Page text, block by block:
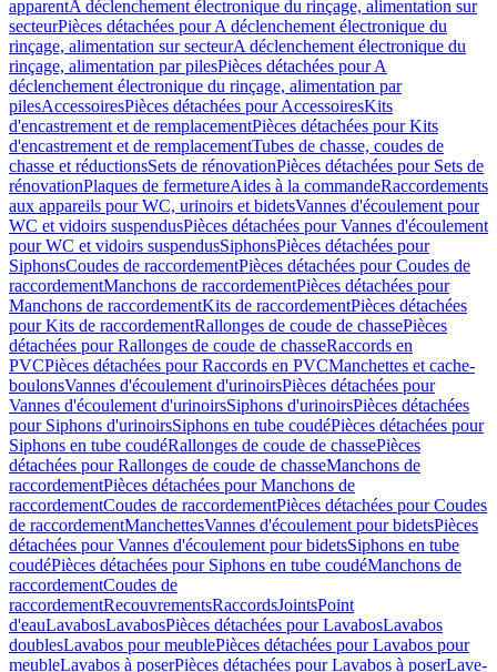
apparentA déclenchement électronique du rinçage, alimentation sur
secteurPièces détachées pour A déclenchement électronique du
rinçage, alimentation sur secteurA déclenchement électronique du
rinçage, alimentation par pilesPièces détachées pour A
déclenchement électronique du rinçage, alimentation par
pilesAccessoiresPièces détachées pour AccessoiresKits
d'encastrement et de remplacementPièces détachées pour Kits
d'encastrement et de remplacementTubes de chasse, coudes de
chasse et réductionsSets de rénovationPièces détachées pour Sets de
rénovationPlaques de fermetureAides à la commandeRaccordements
aux appareils pour WC, urinoirs et bidetsVannes d'écoulement pour
WC et vidoirs suspendusPièces détachées pour Vannes d'écoulement
pour WC et vidoirs suspendusSiphonsPièces détachées pour
SiphonsCoudes de raccordementPièces détachées pour Coudes de
raccordementManchons de raccordementPièces détachées pour
Manchons de raccordementKits de raccordementPièces détachées
pour Kits de raccordementRallonges de coude de chassePièces
détachées pour Rallonges de coude de chasseRaccords en
PVCPièces détachées pour Raccords en PVCManchettes et cache-
boulonsVannes d'écoulement d'urinoirsPièces détachées pour
Vannes d'écoulement d'urinoirsSiphons d'urinoirsPièces détachées
pour Siphons d'urinoirsSiphons en tube coudéPièces détachées pour
Siphons en tube coudéRallonges de coude de chassePièces
détachées pour Rallonges de coude de chasseManchons de
raccordementPièces détachées pour Manchons de
raccordementCoudes de raccordementPièces détachées pour Coudes
de raccordementManchettesVannes d'écoulement pour bidetsPièces
détachées pour Vannes d'écoulement pour bidetsSiphons en tube
coudéPièces détachées pour Siphons en tube coudéManchons de
raccordementCoudes de
raccordementRecouvrementsRaccordsJointsPoint
d'eauLavabosLavabosPièces détachées pour LavabosLavabos
doublesLavabos pour meublePièces détachées pour Lavabos pour
meubleLavabos à poserPièces détachées pour Lavabos à poserLave-